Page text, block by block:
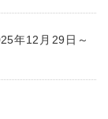
年12月29日～